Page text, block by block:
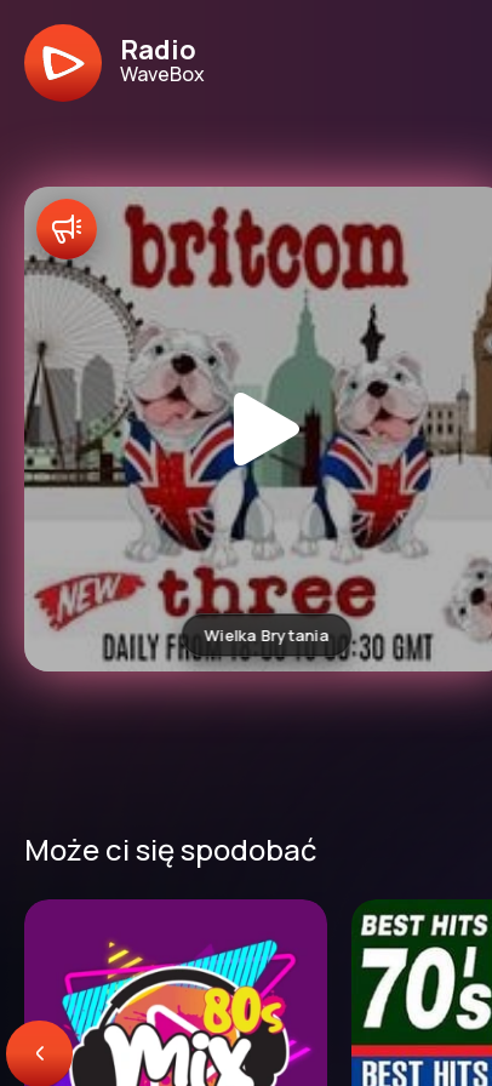
Radio
WaveBox
Wielka Brytania
Może ci się spodobać